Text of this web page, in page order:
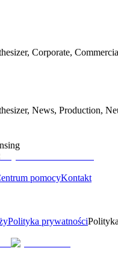
Corporate,
News, Production,
pomocyKontakt
Polityka prywatności